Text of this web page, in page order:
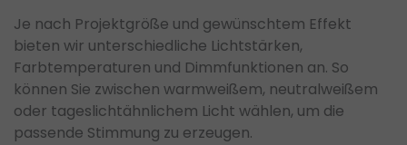
Je nach Projektgröße und gewünschtem Effekt
bieten wir unterschiedliche Lichtstärken,
Farbtemperaturen und Dimmfunktionen an. So
können Sie zwischen warmweißem, neutralweißem
oder tageslichtähnlichem Licht wählen, um die
passende Stimmung zu erzeugen.